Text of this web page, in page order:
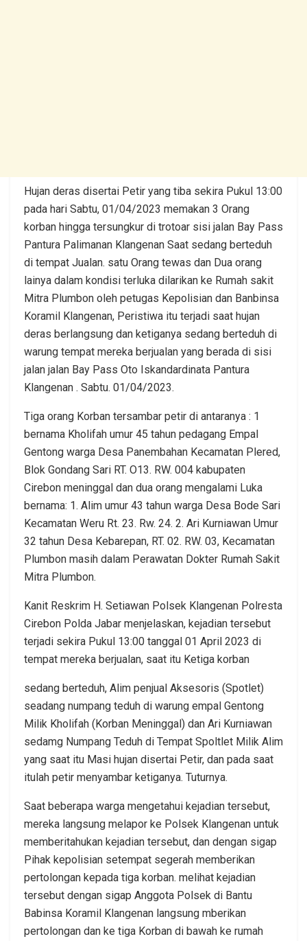
Hujan deras disertai Petir yang tiba sekira Pukul 13:00
pada hari Sabtu, 01/04/2023 memakan 3 Orang
korban hingga tersungkur di trotoar sisi jalan Bay Pass
Pantura Palimanan Klangenan Saat sedang berteduh
di tempat Jualan. satu Orang tewas dan Dua orang
lainya dalam kondisi terluka dilarikan ke Rumah sakit
Mitra Plumbon oleh petugas Kepolisian dan Banbinsa
Koramil Klangenan, Peristiwa itu terjadi saat hujan
deras berlangsung dan ketiganya sedang berteduh di
warung tempat mereka berjualan yang berada di sisi
jalan jalan Bay Pass Oto Iskandardinata Pantura
Klangenan . Sabtu. 01/04/2023.
Tiga orang Korban tersambar petir di antaranya : 1
bernama Kholifah umur 45 tahun pedagang Empal
Gentong warga Desa Panembahan Kecamatan Plered,
Blok Gondang Sari RT. O13. RW. 004 kabupaten
Cirebon meninggal dan dua orang mengalami Luka
bernama: 1. Alim umur 43 tahun warga Desa Bode Sari
Kecamatan Weru Rt. 23. Rw. 24. 2. Ari Kurniawan Umur
32 tahun Desa Kebarepan, RT. 02. RW. 03, Kecamatan
Plumbon masih dalam Perawatan Dokter Rumah Sakit
Mitra Plumbon.
Kanit Reskrim H. Setiawan Polsek Klangenan Polresta
Cirebon Polda Jabar menjelaskan, kejadian tersebut
terjadi sekira Pukul 13:00 tanggal 01 April 2023 di
tempat mereka berjualan, saat itu Ketiga korban
sedang berteduh, Alim penjual Aksesoris (Spotlet)
seadang numpang teduh di warung empal Gentong
Milik Kholifah (Korban Meninggal) dan Ari Kurniawan
sedamg Numpang Teduh di Tempat Spoltlet Milik Alim
yang saat itu Masi hujan disertai Petir, dan pada saat
itulah petir menyambar ketiganya. Tuturnya.
Saat beberapa warga mengetahui kejadian tersebut,
mereka langsung melapor ke Polsek Klangenan untuk
memberitahukan kejadian tersebut, dan dengan sigap
Pihak kepolisian setempat segerah memberikan
pertolongan kepada tiga korban. melihat kejadian
tersebut dengan sigap Anggota Polsek di Bantu
Babinsa Koramil Klangenan langsung mberikan
pertolongan dan ke tiga Korban di bawah ke rumah